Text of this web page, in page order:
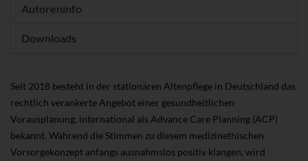
Autoreninfo
Downloads
Seit 2018 besteht in der stationären Altenpflege in Deutschland das
rechtlich verankerte Angebot einer gesundheitlichen
Vorausplanung, international als Advance Care Planning (ACP)
bekannt. Während die Stimmen zu diesem medizinethischen
Vorsorgekonzept anfangs ausnahmslos positiv klangen, wird